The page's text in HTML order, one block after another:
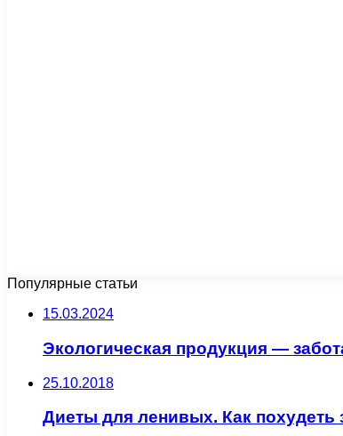
Популярные статьи
15.03.2024
Экологическая продукция —
25.10.2018
Диеты для ленивых. Как похудеть